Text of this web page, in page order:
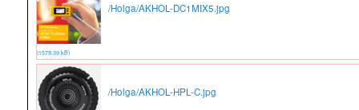
/Holga/AKHOL-DC1MIX5.jpg
(1579.39 kB)
/Holga/AKHOL-HPL-C.jpg